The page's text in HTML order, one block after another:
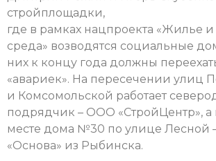
стройплощадки,
где в рамках нацпроекта «Жилье и
среда» возводятся социальные
них к концу года должны
«авариек». На пересечении улиц
и Комсомольской работает
подрядчик – ООО «СтройЦентр», а
месте дома №30 по улице Лесной
«Основа» из Рыбинска.